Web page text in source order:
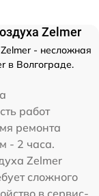
Zelmer
- несложная
в Волгограде.
работ
ремонта
- 2 часа.
Zelmer
сложного
в сервис-